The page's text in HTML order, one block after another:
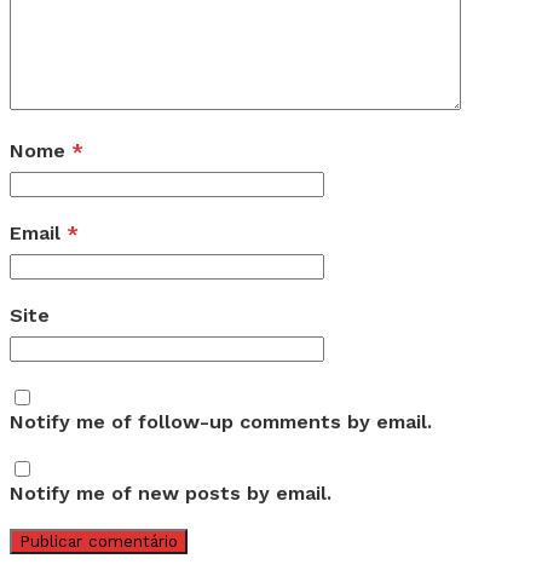
Nome *
Email *
Site
Notify me of follow-up comments by email.
Notify me of new posts by email.